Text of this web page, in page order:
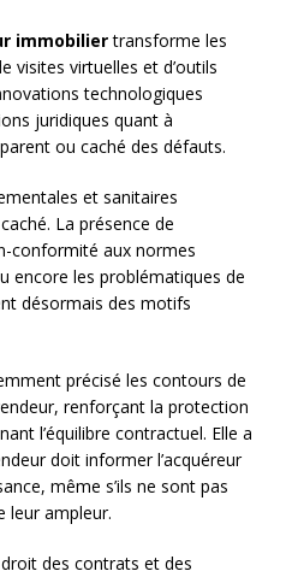
immobiliertransforme les
visites virtuelles et d’outils
technologiques
juridiques quant à
ou caché des défauts.
et sanitaires
La présence de
conformité aux normes
encore les problématiques de
désormais des motifs
précisé les contours de
renforçant la protection
l’équilibre contractuel. Elle a
doit informer l’acquéreur
même s’ils ne sont pas
leur ampleur.
des contrats et des